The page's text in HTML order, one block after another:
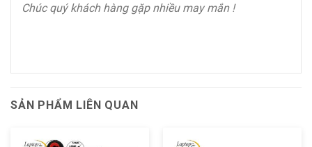
Chúc quý khách hàng gặp nhiều may mắn !
SẢN PHẨM LIÊN QUAN